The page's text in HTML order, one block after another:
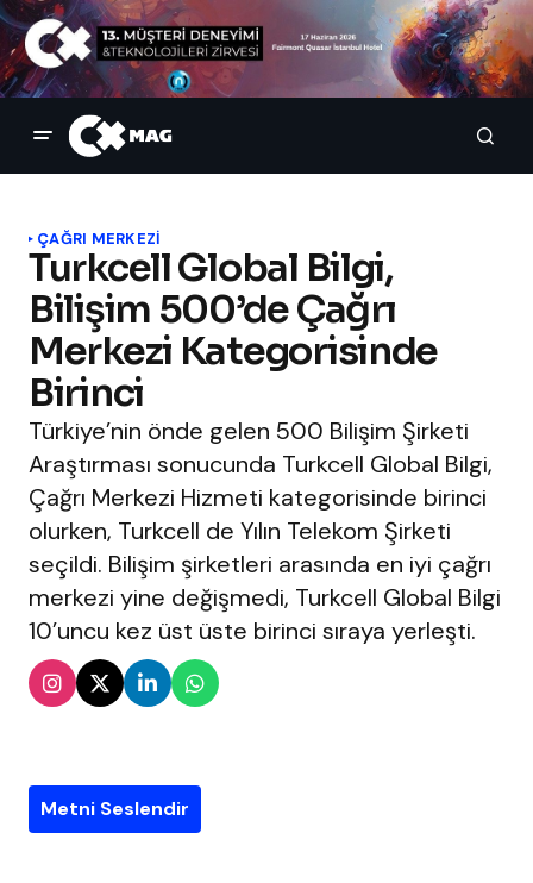
ÇAĞRI MERKEZI
Turkcell Global Bilgi,
Bilişim 500’de Çağrı
Merkezi Kategorisinde
Birinci
Türkiye’nin önde gelen 500 Bilişim Şirketi
Araştırması sonucunda Turkcell Global Bilgi,
Çağrı Merkezi Hizmeti kategorisinde birinci
olurken, Turkcell de Yılın Telekom Şirketi
seçildi. Bilişim şirketleri arasında en iyi çağrı
merkezi yine değişmedi, Turkcell Global Bilgi
10’uncu kez üst üste birinci sıraya yerleşti.
Metni Seslendir